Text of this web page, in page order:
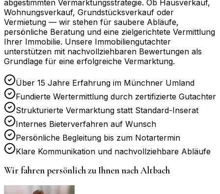
abgestimmten Vermarktungsstrategie. Ob Hausverkauf,
Wohnungsverkauf, Grundstücksverkauf oder
Vermietung — wir stehen für saubere Abläufe,
persönliche Beratung und eine zielgerichtete Vermittlung
Ihrer Immobilie. Unsere Immobiliengutachter
unterstützen mit nachvollziehbaren Bewertungen als
Grundlage für eine erfolgreiche Vermarktung.
Über 15 Jahre Erfahrung im Münchner Umland
Fundierte Wertermittlung durch zertifizierte Gutachter
Strukturierte Vermarktung statt Standard-Inserat
Internes Bieterverfahren auf Wunsch
Persönliche Begleitung bis zum Notartermin
Klare Kommunikation und nachvollziehbare Abläufe
Wir fahren persönlich zu Ihnen nachAltbach